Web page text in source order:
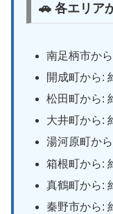
🚗 各エリア
南足柄市か
開成町から:
松田町から:
大井町から:
湯河原町か
箱根町から:
真鶴町から:
秦野市から: